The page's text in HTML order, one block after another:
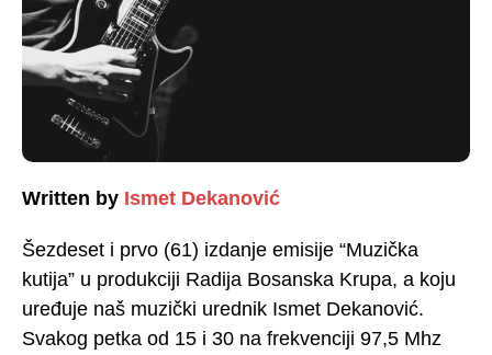
Written by Ismet Dekanović
Šezdeset i prvo (61) izdanje emisije “Muzička
kutija” u produkciji Radija Bosanska Krupa, a koju
uređuje naš muzički urednik Ismet Dekanović.
Svakog petka od 15 i 30 na frekvenciji 97,5 Mhz